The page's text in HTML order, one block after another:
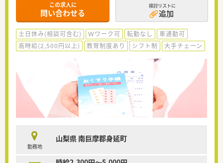
この求人に
問い合わせる
検討リストに
追加
土日休み(相談可含む) Ｗワーク可 転勤なし
車通勤可
高時給(2,500円以上)
教育制度あり シフト制 大手チェーン
勤務地
山梨県 南巨摩郡身延町